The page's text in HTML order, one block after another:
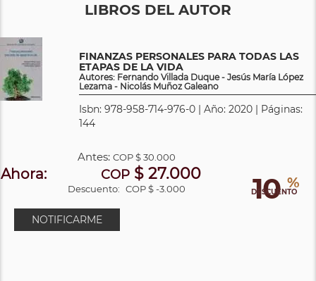
LIBROS DEL AUTOR
FINANZAS PERSONALES PARA TODAS LAS
ETAPAS DE LA VIDA
Autores: Fernando Villada Duque - Jesús María López
Lezama - Nicolás Muñoz Galeano
Isbn: 978-958-714-976-0 | Año: 2020 | Páginas:
144
10 %
DESCUENTO
Antes: COP$ 30.000
Ahora: COP $ 27.000
Descuento: COP $ -3.000
NOTIFICARME